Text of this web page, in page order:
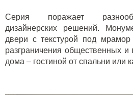
Серия поражает
дизайнерских решений.
двери с текстурой под
разграничения общественных и
дома – гостиной от спальни или